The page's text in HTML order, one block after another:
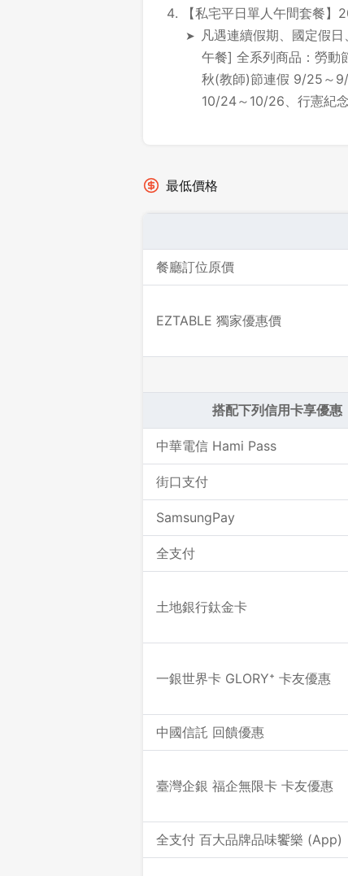
【私宅平日單人午間套餐
凡遇連續假期、國定假
午餐] 全系列商品：勞動
秋(教師)節連假 9/25～
10/24～10/26、行憲紀
最低價格
餐廳訂位原價
EZTABLE 獨家優惠價
搭配下列信用卡享優惠
中華電信 Hami Pass
街口支付
SamsungPay
全支付
土地銀行鈦金卡
一銀世界卡 GLORY⁺ 卡友優惠
中國信託 回饋優惠
臺灣企銀 福企無限卡 卡友優惠
全支付 百大品牌品味饗樂 (App)